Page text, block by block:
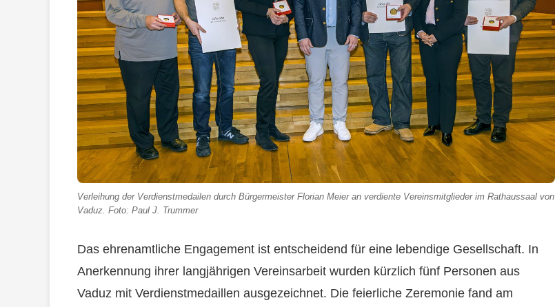
Verleihung der Verdienstmedailen durch Bürgermeister Florian Meier an verdiente Vereinsmitglieder im Rathaussaal von
Vaduz. Foto: Paul J. Trummer
Das ehrenamtliche Engagement ist entscheidend für eine lebendige Gesellschaft. In
Anerkennung ihrer langjährigen Vereinsarbeit wurden kürzlich fünf Personen aus
Vaduz mit Verdienstmedaillen ausgezeichnet. Die feierliche Zeremonie fand am